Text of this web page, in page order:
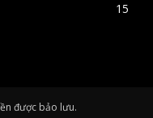
15
được bảo lưu.